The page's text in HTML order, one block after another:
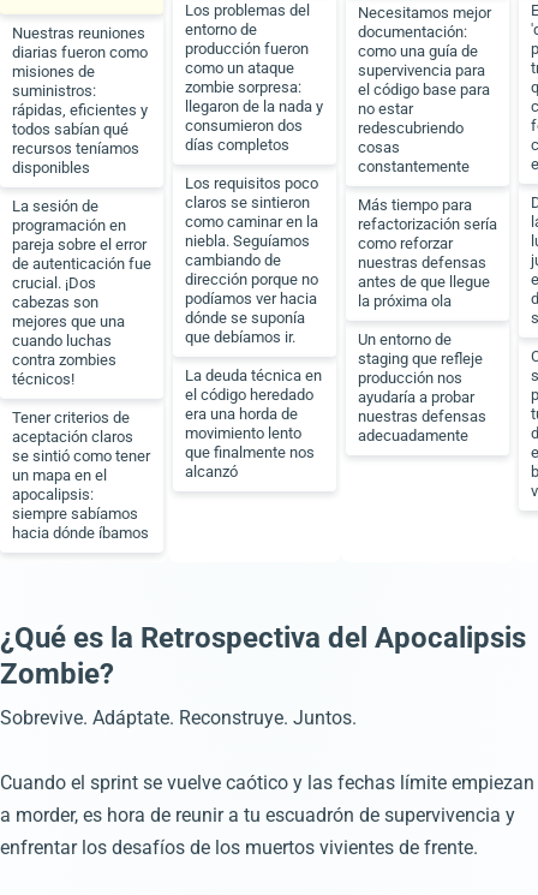
Nuestras reuniones
diarias fueron como
misiones de
suministros:
rápidas, eficientes y
todos sabían qué
recursos teníamos
disponibles
La sesión de
programación en
pareja sobre el error
de autenticación fue
crucial. ¡Dos
cabezas son
mejores que una
cuando luchas
contra zombies
técnicos!
Tener criterios de
aceptación claros
se sintió como tener
un mapa en el
apocalipsis:
siempre sabíamos
hacia dónde íbamos
Los problemas del
entorno de
producción fueron
como un ataque
zombie sorpresa:
llegaron de la nada y
consumieron dos
días completos
Los requisitos poco
claros se sintieron
como caminar en la
niebla. Seguíamos
cambiando de
dirección porque no
podíamos ver hacia
dónde se suponía
que debíamos ir.
La deuda técnica en
el código heredado
era una horda de
movimiento lento
que finalmente nos
alcanzó
Necesitamos mejor
documentación:
como una guía de
supervivencia para
el código base para
no estar
redescubriendo
cosas
constantemente
Más tiempo para
refactorización sería
como reforzar
nuestras defensas
antes de que llegue
la próxima ola
Un entorno de
staging que refleje
producción nos
ayudaría a probar
nuestras defensas
adecuadamente
¿Qué es la Retrospectiva del Apocalipsis
Zombie?
Sobrevive. Adáptate. Reconstruye. Juntos.
Cuando el sprint se vuelve caótico y las fechas límite empiezan
a morder, es hora de reunir a tu escuadrón de supervivencia y
enfrentar los desafíos de los muertos vivientes de frente.